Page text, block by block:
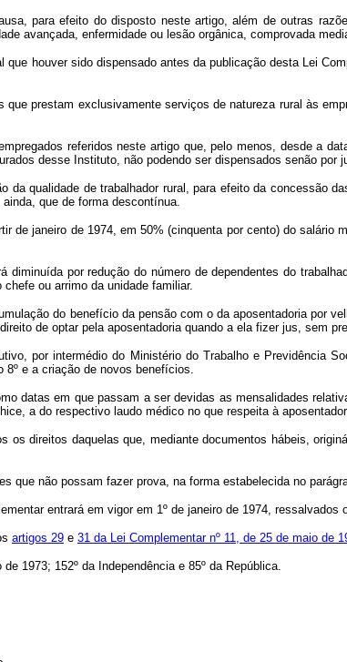
para efeito do disposto neste artigo, além de outras
avançada, enfermidade ou lesão orgânica, comprovada
que houver sido dispensado antes da publicação desta Lei
que prestam exclusivamente serviços de natureza rural às
referidos neste artigo que, pelo menos, desde a
desse Instituto, não podendo ser dispensados senão
da qualidade de trabalhador rural, para efeito da concessão
que de forma descontínua.
de janeiro de 1974, em 50% (cinquenta por cento) do
diminuída por redução do número de dependentes do
ou arrimo da unidade familiar.
do benefício da pensão com o da aposentadoria por
de optar pela aposentadoria quando a ela fizer jus, sem
por intermédio do Ministério do Trabalho e Previdência
8º e a criação de novos benefícios.
datas em que passam a ser devidas as mensalidades
a do respectivo laudo médico no que respeita à
os direitos daquelas que, mediante documentos hábeis,
que não possam fazer prova, na forma estabelecida no
entrará em vigor em 1º de janeiro de 1974, ressalvados
artigos 29 e 31 da Lei Complementar nº 11, de 25 de maio de
1973; 152º da Independência e 85º da República.